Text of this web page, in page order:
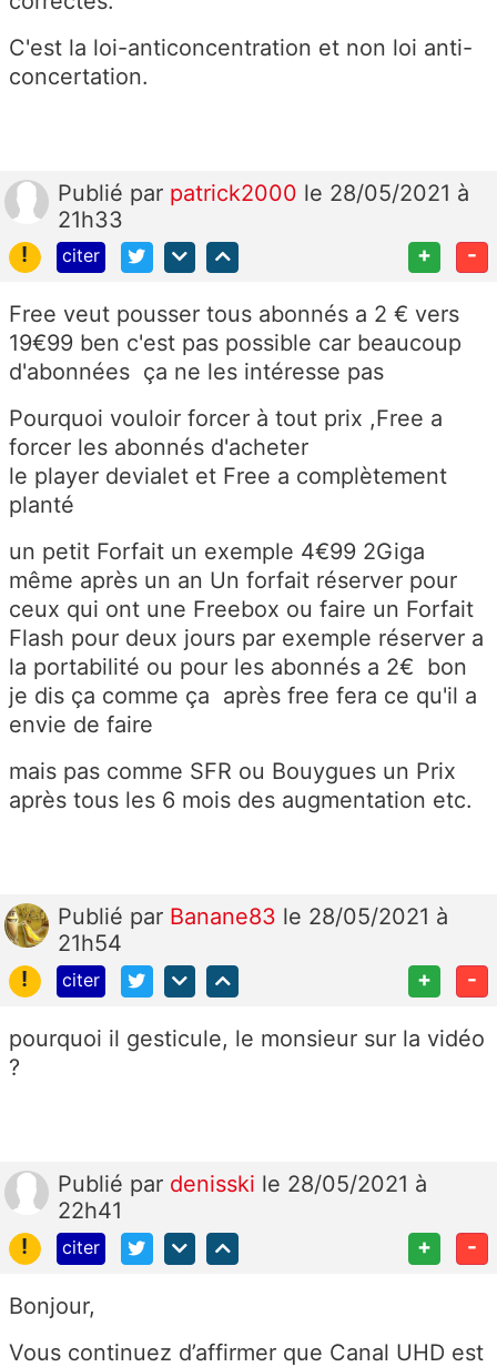
C'est la loi-anticoncentration et non loi anti-
concertation.
Publié par patrick2000 le 28/05/2021 à
21h33
!
citer + -
Free veut pousser tous abonnés a 2 € vers
19€99 ben c'est pas possible car beaucoup
d'abonnées ça ne les intéresse pas
Pourquoi vouloir forcer à tout prix ,Free a
forcer les abonnés d'acheter
le player devialet et Free a complètement
planté
un petit Forfait un exemple 4€99 2Giga
même après un an Un forfait réserver pour
ceux qui ont une Freebox ou faire un Forfait
Flash pour deux jours par exemple réserver a
la portabilité ou pour les abonnés a 2€ bon
je dis ça comme ça après free fera ce qu'il a
envie de faire
mais pas comme SFR ou Bouygues un Prix
après tous les 6 mois des augmentation etc.
Publié par Banane83 le 28/05/2021 à
21h54
!
citer + -
pourquoi il gesticule, le monsieur sur la vidéo
?
Publié par denisski le 28/05/2021 à
22h41
!
citer + -
Bonjour,
Vous continuez d’affirmer que Canal UHD est